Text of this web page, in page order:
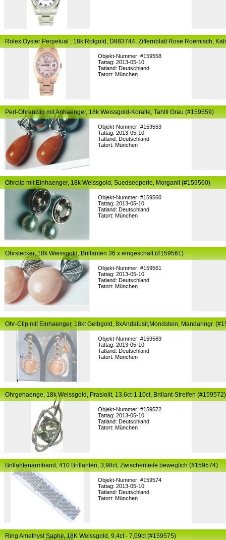
Objekt-Nummer: #159558
Tattag: 2013-05-10
Tatland: Deutschland
Tatort: München
Rolex Oyster Perpetual , 18k Rotgold, D883744, Ziffernblatt Rose Roemisch,
Objekt-Nummer: #159559
Tattag: 2013-05-10
Tatland: Deutschland
Tatort: München
Perl-Ohrenclip mit Anhaenger, 18k Weissgold-Koralle, Tahiti Grau (#159559)
Objekt-Nummer: #159560
Tattag: 2013-05-10
Tatland: Deutschland
Tatort: München
Ohrclip mit Einhaenger, 18k Weissgold, Suedseeperle, Morganit (#159560)
Objekt-Nummer: #159561
Tattag: 2013-05-10
Tatland: Deutschland
Tatort: München
Ohrstecker, 18k Weissgold, Brillanten 36 x eingeschalt (#159561)
Objekt-Nummer: #159569
Tattag: 2013-05-10
Tatland: Deutschland
Tatort: München
Ohr-Clip mit Einhaenger, 18kt Gelbgold, 8xAndalusit,Mondstein, Mandaringr.
Objekt-Nummer: #159572
Tattag: 2013-05-10
Tatland: Deutschland
Tatort: München
Ohrgehaenge, 18k Weissgold, Prasiolit, 13,6ct-1.10ct, Brillant-Streifen (#159572)
Objekt-Nummer: #159574
Tattag: 2013-05-10
Tatland: Deutschland
Tatort: München
Brillantenarmband, 410 Brillanten, 3,98ct, Zwischenteile beweglich (#159574)
Ring Amethyst Saphir, 18K Weissgold, 9,4ct - 7,09ct (#159575)